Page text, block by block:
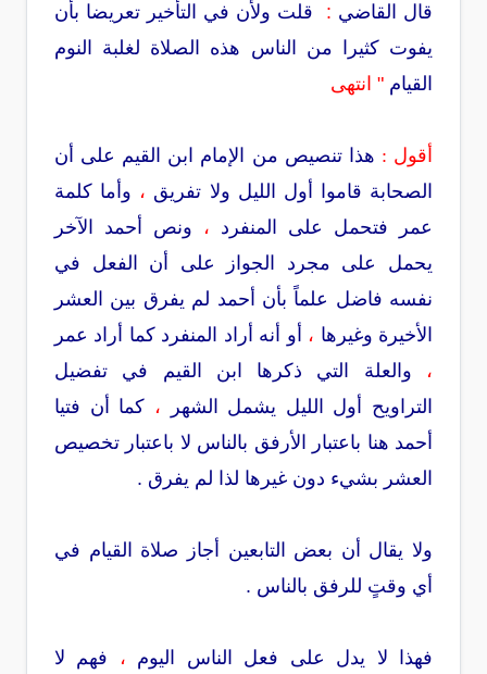
قال القاضي : قلت ولأن في التأخير تعريضا بأن
يفوت كثيرا من الناس هذه الصلاة لغلبة النوم
القيام " انتهى
أقول : هذا تنصيص من الإمام ابن القيم على أن
الصحابة قاموا أول الليل ولا تفريق ، وأما كلمة
عمر فتحمل على المنفرد ، ونص أحمد الآخر
يحمل على مجرد الجواز على أن الفعل في
نفسه فاضل علماً بأن أحمد لم يفرق بين العشر
الأخيرة وغيرها ، أو أنه أراد المنفرد كما أراد عمر
، والعلة التي ذكرها ابن القيم في تفضيل
التراويح أول الليل يشمل الشهر ، كما أن فتيا
أحمد هنا باعتبار الأرفق بالناس لا باعتبار تخصيص
العشر بشيء دون غيرها لذا لم يفرق .
ولا يقال أن بعض التابعين أجاز صلاة القيام في
أي وقتٍ للرفق بالناس .
فهذا لا يدل على فعل الناس اليوم ،
فهم لا